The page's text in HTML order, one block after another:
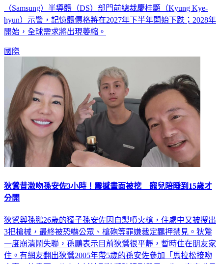
（Samsung）半導體（DS）部門前總裁慶桂顯（Kyung Kye-
hyun）示警，記憶體價格將在2027年下半年開始下跌；2028年
開始，全球需求將出現萎縮。
國際
狄鶯昔激吻孫安佐3小時！震撼畫面被挖 寵兒陪睡到15歲才
分開
狄鶯與孫鵬26歲的獨子孫安佐因自製噴火槍，住處中又被搜出
3把槍械，最終被恐嚇公眾、槍砲等罪嫌裁定羈押禁見。狄鶯
一度崩潰鬧失聯，孫鵬表示目前狄鶯很平靜，暫時住在朋友家
住。有網友翻出狄鶯2005年帶5歲的孫安佐參加「馬拉松接吻